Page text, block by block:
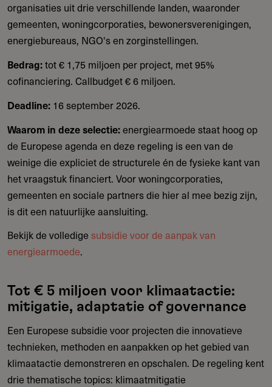
organisaties uit drie verschillende landen, waaronder
gemeenten, woningcorporaties, bewonersverenigingen,
energiebureaus, NGO's en zorginstellingen.
Bedrag:tot € 1,75 miljoen per project, met 95%
cofinanciering. Callbudget € 6 miljoen.
Deadline: 16 september 2026.
Waarom in deze selectie:energiearmoede staat hoog op
de Europese agenda en deze regeling is een van de
weinige die expliciet de structurele én de fysieke kant van
het vraagstuk financiert. Voor woningcorporaties,
gemeenten en sociale partners die hier al mee bezig zijn,
is dit een natuurlijke aansluiting.
Bekijk de volledige subsidie voor de aanpak van
energiearmoede.
Tot € 5 miljoen voor klimaatactie:
mitigatie, adaptatie of governance
Een Europese subsidie voor projecten die innovatieve
technieken, methoden en aanpakken op het gebied van
klimaatactie demonstreren en opschalen. De regeling kent
drie thematische topics: klimaatmitigatie